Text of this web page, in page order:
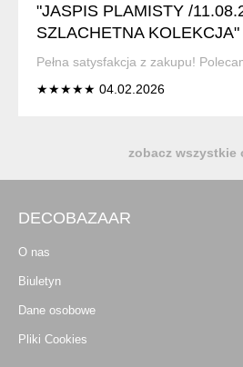
"JASPIS PLAMISTY /
SZLACHETNA KOLEKCJA"
Pełna satysfakcja z zakupu!
★★★★★ 04.02.2026
zobacz wszystkie
DECOBAZAAR
O nas
Biuletyn
Dane osobowe
Pliki Cookies